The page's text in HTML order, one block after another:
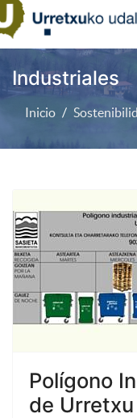
Industriales
Inicio
Polígono
de Urretxu